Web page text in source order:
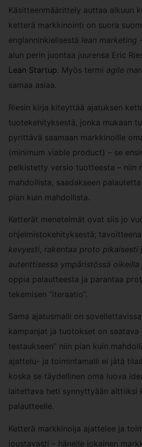
Käsitteenmäärittely auttaa alkuun
ketterä markkinointi on suora
englanninkielisestä lean marketing
alun perin juontaa juurensa Eric
Lean Startup. Myös termi agile
samaa asiaa.
Riesin kirja kiteyttää ajatuksen
tuotekehityksestä, jonka mukaan
pyrittävä saamaan markkinoille
(minimum viable product) – se
pelkistetty versio tuotteesta – niin
mahdollista, saadakseen
pian kuin mahdollista.
Ketterät menetelmät ovat siis jo
ohjelmistokehityksestä;
kevyesti, rakentaa proto pikaisesti
autenttisessa ympäristössä oikeilla
oppia palautteesta ja parantaa
tekemisen “iteraatio”.
Sama ajatusmalli on
kampanjat ja tuotokset on saatava
testaukseen” niin pian kuin
ajattelu- ja toimintamalli ei jätä
koska se täydellinen oma luova
laitettava heti synnyttyään alttiiksi
palautteelle.
Ketterä markkinoija ajattelee ja
joustavasti – hänelle jokainen